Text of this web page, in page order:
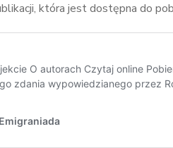
która jest dostępna do